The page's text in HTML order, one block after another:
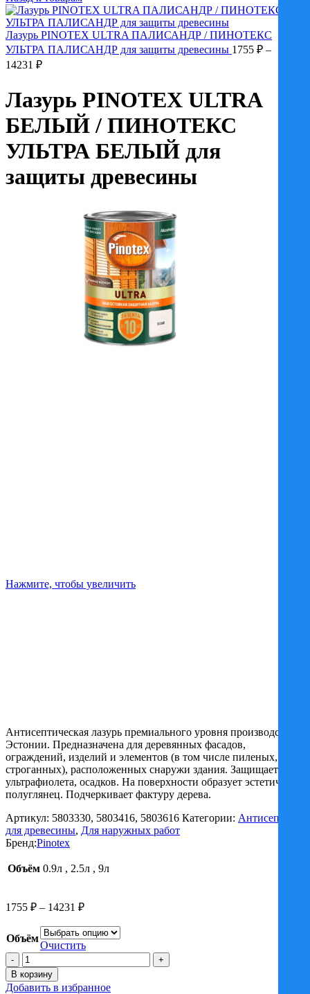
1755 ₽
–
14231 ₽
Лазурь PINOTEX ULTRA ПАЛИСАНДР / ПИНОТЕКС
УЛЬТРА ПАЛИСАНДР для защиты древесины 1755 ₽ –
14231 ₽Диапазон
–
14231 ₽
Лазурь PINOTEX ULTRA
БЕЛЫЙ / ПИНОТЕКС
УЛЬТРА БЕЛЫЙ для
защиты древесины
Нажмите, чтобы увеличить
Антисептическая лазурь премиального уровня производства
Эстонии. Предназначена для деревянных фасадов,
ограждений, изделий и элементов (в том числе пиленых,
строганных), расположенных снаружи здания. Защищает от
ультрафиолета, осадков. На поверхности образует эстетичный
полуглянец. Подчеркивает фактуру дерева.
Артикул: 5803330, 5803416, 5803616 Категории: Антисептики
для древесины, Для наружных работ
Бренд:Pinotex
Объём 0.9л , 2.5л , 9л
1755 ₽ – 14231 ₽Диапазон
1755 ₽
–
Объём
Очистить
Количество
товара
Лазурь
В корзину
Добавить в избранное